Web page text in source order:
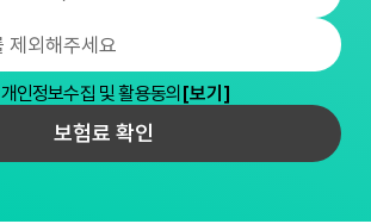
개인정보수집 및 활용동의 [보기]
보험료 확인